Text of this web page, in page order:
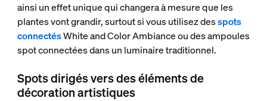
ainsi un effet unique qui changera à mesure que les
plantes vont grandir, surtout si vous utilisez desspots
connectésWhite and Color Ambiance ou des ampoules
spot connectées dans un luminaire traditionnel.
Spots dirigés vers des éléments de
décoration artistiques